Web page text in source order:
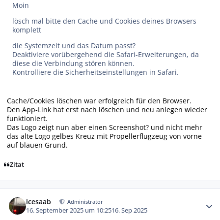
Moin
lösch mal bitte den Cache und Cookies deines Browsers
komplett
die Systemzeit und das Datum passt?
Deaktiviere vorübergehend die Safari-Erweiterungen, da
diese die Verbindung stören können.
Kontrolliere die Sicherheitseinstellungen in Safari.
Cache/Cookies löschen war erfolgreich für den Browser.
Den App-Link hat erst nach löschen und neu anlegen wieder
funktioniert.
Das Logo zeigt nun aber einen Screenshot? und nicht mehr
das alte Logo gelbes Kreuz mit Propellerflugzeug von vorne
auf blauen Grund.
Zitat
icesaab Administrator
16. September 2025 um 10:2516. Sep 2025